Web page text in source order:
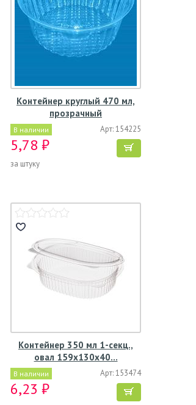
Контейнер круглый 470 мл,
прозрачный
В наличии Арт: 154225
5,78 ₽
за штуку
Контейнер 350 мл 1-секц.,
овал 159х130х40…
В наличии Арт: 153474
6,23 ₽